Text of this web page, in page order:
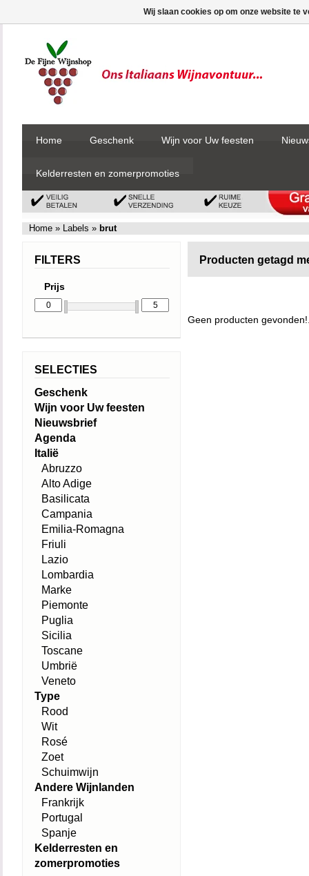
Home Geschenk Wijn voor Uw feesten
Kelderresten en zomerpromoties
Home » Labels » brut
Producten getagd
Geen producten
FILTERS
Prijs
SELECTIES
Geschenk
Wijn voor Uw feesten
Nieuwsbrief
Agenda
Italië
Abruzzo
Alto Adige
Basilicata
Campania
Emilia-Romagna
Friuli
Lazio
Lombardia
Marke
Piemonte
Puglia
Sicilia
Toscane
Umbrië
Veneto
Type
Rood
Wit
Rosé
Zoet
Schuimwijn
Andere Wijnlanden
Frankrijk
Portugal
Spanje
Kelderresten en
zomerpromoties
Wij slaan cookies op om onze website te